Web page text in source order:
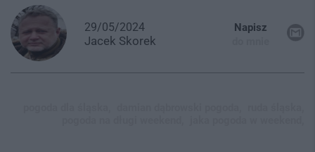
29/05/2024
Jacek Skorek
Napisz